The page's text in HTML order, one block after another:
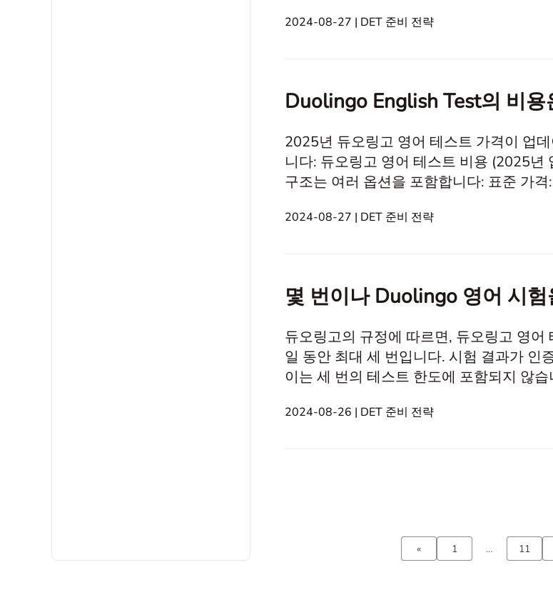
어 시험(DET)은 비원어민들이 학업 또는
2024-08-27 | DET 준비 전략
Duolingo English Test의 비용
2025년 듀오링고 영어 테스트 가격이 업
니다: 듀오링고 영어 테스트 비용 (2025
구조는 여러 옵션을 포함합니다: 표준 가격: 단일 시험: 시험당 미화 $70 2회 시험 패키지: 총
$39 요금 2일 내 결과: 무료 (표준 배송) 특별 파트너십 할인:공식 DET 파트너로서, DET
2024-08-27 | DET 준비 전략
몇 번이나 Duolingo 영어 시
듀오링고의 규정에 따르면, 듀오링고 영
일 동안 최대 세 번입니다. 시험 결과가 인
이는 세 번의 테스트 한도에 포함되지 않
로 활용하는 방법을 설명합니다. In this
2024-08-26 | DET 준비 전략
« 1 ... 11